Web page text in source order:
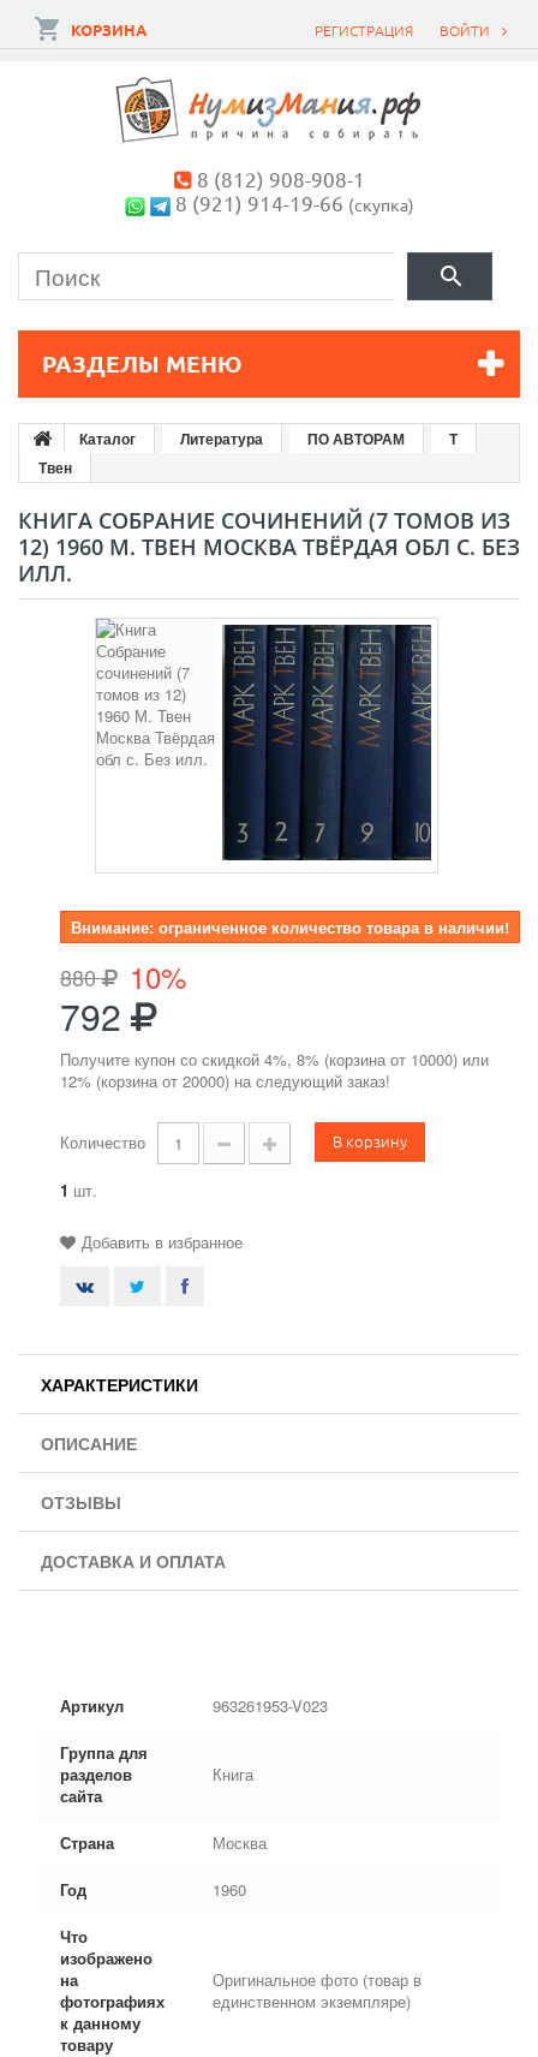
ВОЙТИ
РЕГИСТРАЦИЯ
КОРЗИНА
8 (812) 908-908-1
8 (921) 914-19-66 (скупка)
РАЗДЕЛЫ МЕНЮ
Каталог Литература ПО АВТОРАМ
Т
Твен
КНИГА СОБРАНИЕ СОЧИНЕНИЙ (7 ТОМОВ ИЗ
12) 1960 М. ТВЕН МОСКВА ТВЁРДАЯ ОБЛ С. БЕЗ
ИЛЛ.
Внимание: ограниченное количество товара в наличии!
880 10%
792
Получите купон со скидкой 4%, 8% (корзина от 10000) или
12% (корзина от 20000) на следующий заказ!
Количество В корзину
1 шт.
Добавить в избранное
ХАРАКТЕРИСТИКИ
ОПИСАНИЕ
ОТЗЫВЫ
ДОСТАВКА И ОПЛАТА
Артикул 963261953-V023
Группа для
разделов
сайта
Книга
Страна Москва
Год 1960
Что
изображено
на
фотографиях
к данному
товару
Оригинальное фото (товар в
единственном экземпляре)